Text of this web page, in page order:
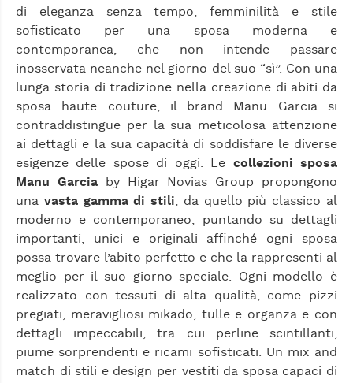
di eleganza senza tempo, femminilità e stile
sofisticato per una sposa moderna e
contemporanea, che non intende passare
inosservata neanche nel giorno del suo “sì”. Con una
lunga storia di tradizione nella creazione di abiti da
sposa haute couture, il brand Manu Garcia si
contraddistingue per la sua meticolosa attenzione
ai dettagli e la sua capacità di soddisfare le diverse
esigenze delle spose di oggi. Le collezioni sposa
Manu Garciaby Higar Novias Group propongono
una vasta gamma di stili , da quello più classico al
moderno e contemporaneo, puntando su dettagli
importanti, unici e originali affinché ogni sposa
possa trovare l’abito perfetto e che la rappresenti al
meglio per il suo giorno speciale. Ogni modello è
realizzato con tessuti di alta qualità, come pizzi
pregiati, meravigliosi mikado, tulle e organza e con
dettagli impeccabili, tra cui perline scintillanti,
piume sorprendenti e ricami sofisticati. Un mix and
match di stili e design per vestiti da sposa capaci di